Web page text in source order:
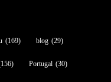
(169) blog (29)
Portugal (30)